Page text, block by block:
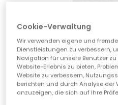
Cookie-Verwaltung
Wir verwenden eigene und
Dienstleistungen zu verbessern,
Navigation für unsere Benutzer
Website-Erlebnis zu bieten,
Website zu verbessern,
berichten und durch Analyse der
anzuzeigen, die sich auf Ihre